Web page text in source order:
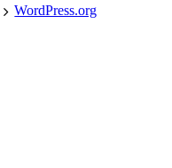
WordPress.org